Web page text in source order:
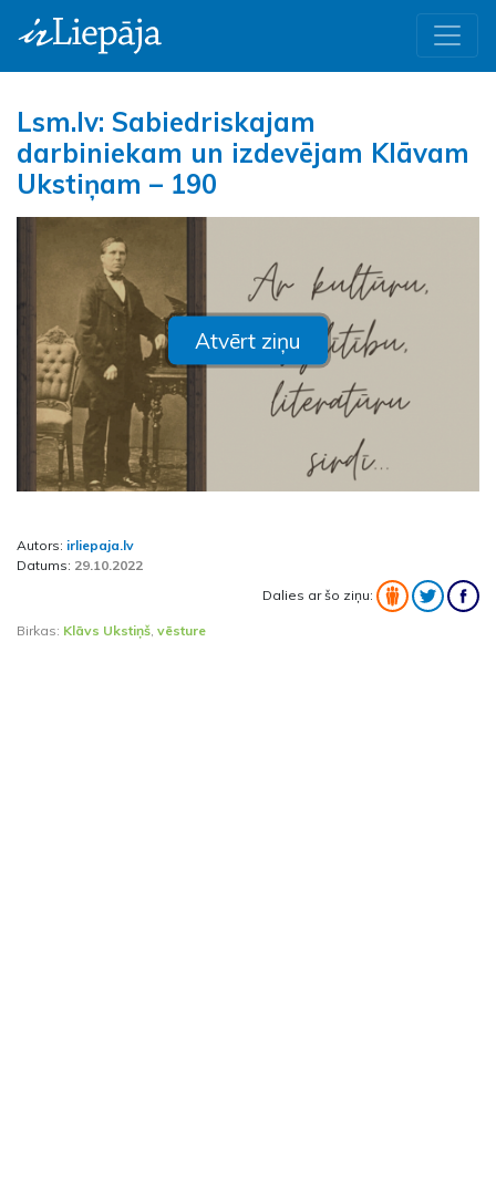
Lsm.lv: Sabiedriskajam
darbiniekam un izdevējam Klāvam
Ukstiņam – 190
Atvērt ziņu
Autors: irliepaja.lv
Datums: 29.10.2022
Dalies ar šo ziņu:
Birkas: Klāvs Ukstiņš vēsture